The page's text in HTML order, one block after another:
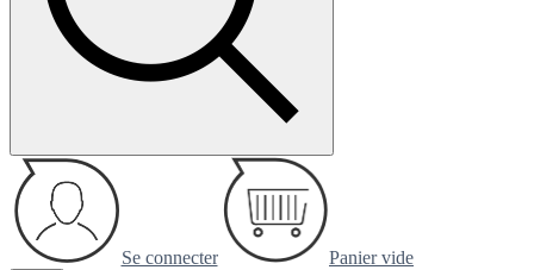
Se connecter Panier vide